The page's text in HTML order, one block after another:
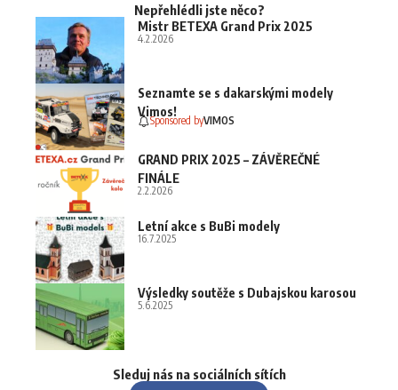
Nepřehlédli jste něco?
Mistr BETEXA Grand Prix 2025
4.2.2026
Seznamte se s dakarskými modely
Vimos!
Sponsored byVIMOS
GRAND PRIX 2025 – ZÁVĚREČNÉ
FINÁLE
2.2.2026
Letní akce s BuBi modely
16.7.2025
Výsledky soutěže s Dubajskou karosou
5.6.2025
Sleduj nás na sociálních sítích